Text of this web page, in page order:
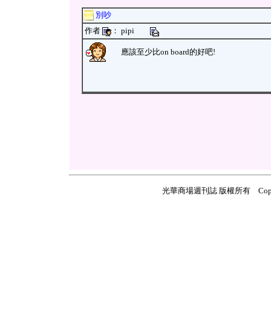
別吵
作者
： pipi
應該至少比on board的好吧!
光華商場週刊誌 版權所有